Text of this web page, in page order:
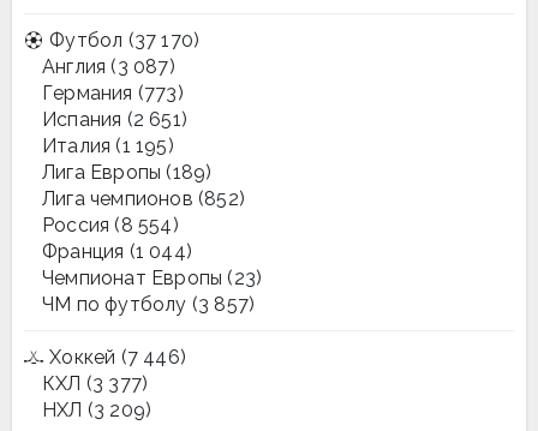
Футбол (37 170)
Англия (3 087)
Германия (773)
Испания (2 651)
Италия (1 195)
Лига Европы (189)
Лига чемпионов (852)
Россия (8 554)
Франция (1 044)
Чемпионат Европы (23)
ЧМ по футболу (3 857)
Хоккей (7 446)
КХЛ (3 377)
НХЛ (3 209)